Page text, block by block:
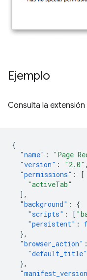
Ejemplo
Consulta la
{
"name" : "Page
"version" : "2.0" ,
"permissions" :
[
"activeTab"
],
"background" :
{
"scripts" : [
"persistent" :
},
"browser_action" :
"default_title"
},